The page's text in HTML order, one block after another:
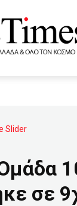
Slider
σε